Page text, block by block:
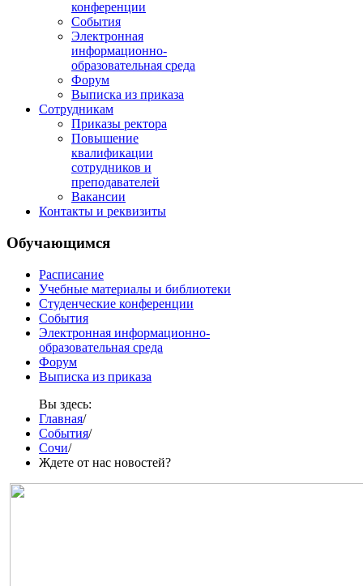
конференции
События
Электронная
информационно-
образовательная среда
Форум
Выписка из приказа
Сотрудникам
Приказы ректора
Повышение
квалификации
сотрудников и
преподавателей
Вакансии
Контакты и реквизиты
Обучающимся
Расписание
Учебные материалы и библиотеки
Студенческие конференции
События
Электронная информационно-
образовательная среда
Форум
Выписка из приказа
Вы здесь:
Главная/
События/
Сочи/
Ждете от нас новостей?